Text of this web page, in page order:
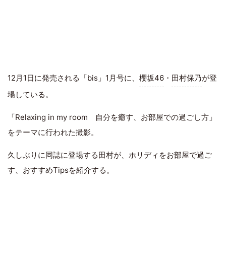
12月1日に発売される「bis」1月号に、 櫻坂46 ・ 田村保乃が登
場している。
「Relaxing in my room 自分を癒す、お部屋での過ごし方」
をテーマに行われた撮影。
久しぶりに同誌に登場する田村が、ホリディをお部屋で過ご
す、おすすめTipsを紹介する。